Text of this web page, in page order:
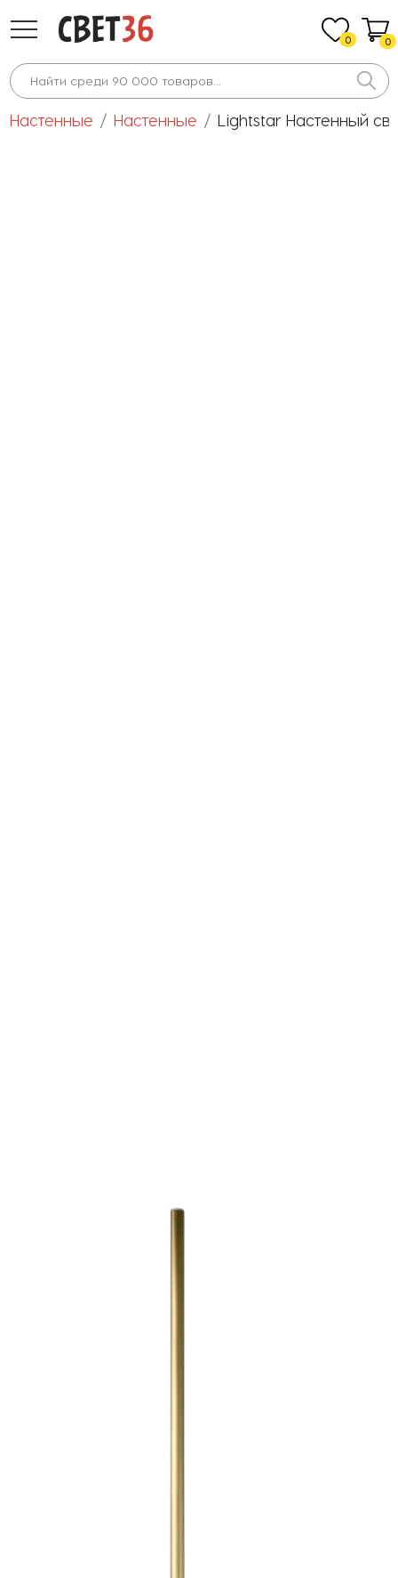
0 0
Настенные Настенные Lightstar Настенный